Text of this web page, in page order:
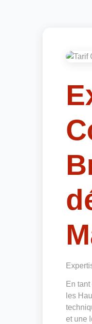
En
les
et une